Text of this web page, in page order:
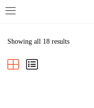
Showing all 18 results